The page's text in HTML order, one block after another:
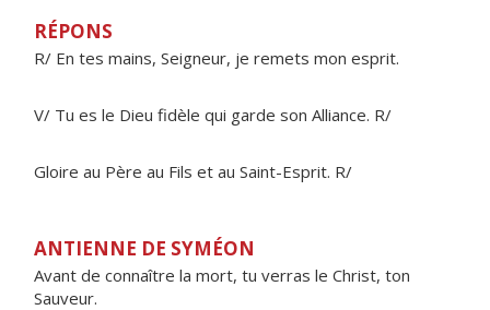
RÉPONS
R/ En tes mains, Seigneur, je remets mon esprit.
V/ Tu es le Dieu fidèle qui garde son Alliance. R/
Gloire au Père au Fils et au Saint-Esprit. R/
ANTIENNE DE SYMÉON
Avant de connaître la mort, tu verras le Christ, ton
Sauveur.